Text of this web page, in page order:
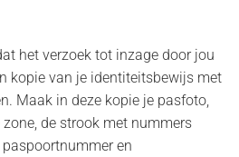
het verzoek tot inzage door jou
kopie van je identiteitsbewijs met
Maak in deze kopie je pasfoto,
de strook met nummers
en